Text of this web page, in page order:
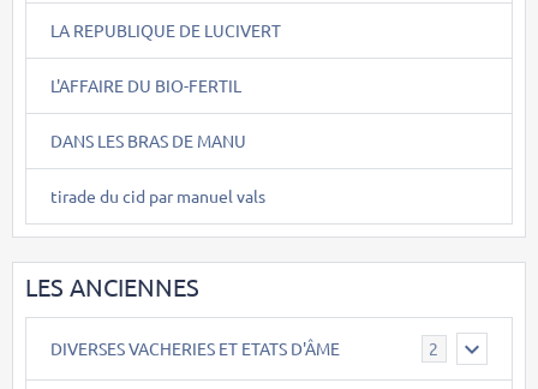
LA REPUBLIQUE DE LUCIVERT
L'AFFAIRE DU BIO-FERTIL
DANS LES BRAS DE MANU
tirade du cid par manuel vals
LES ANCIENNES
DIVERSES VACHERIES ET ETATS D'ÂME 2